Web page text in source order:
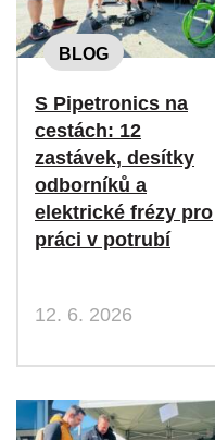
BLOG
S Pipetronics na
cestách: 12
zastávek, desítky
odborníků a
elektrické frézy pro
práci v potrubí
12. 6. 2026